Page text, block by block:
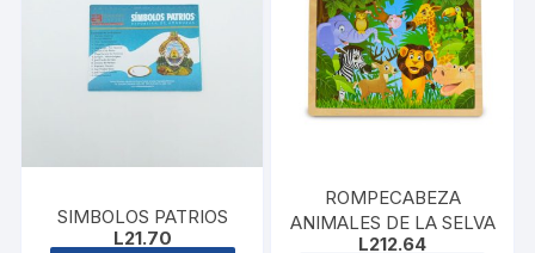
SIMBOLOS PATRIOS
L21.70
ROMPECABEZA
ANIMALES DE LA SELVA
L212.64